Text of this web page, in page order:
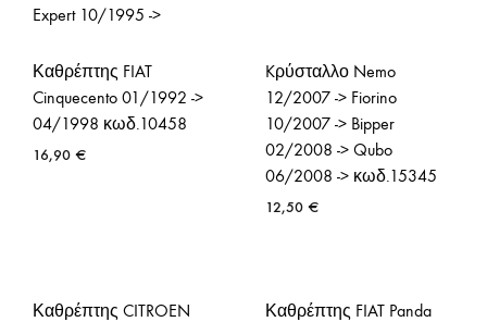
Expert 10/1995 ->
38,00€
Καθρέπτης FIAT
Cinquecento 01/1992 ->
04/1998 κωδ.10458
16,90 €
Kρύσταλλο Nemo
12/2007 -> Fiorino
10/2007 -> Bipper
02/2008 -> Qubo
06/2008 -> κωδ.15345
12,50 €
Καθρέπτης CITROEN
Καθρέπτης FIAT Panda